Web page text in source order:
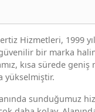
Hizmetleri, 1999
bir marka
kısa sürede
yükselmiştir.
sunduğumuz